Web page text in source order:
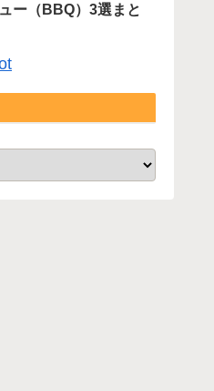
ー（BBQ）3選まと